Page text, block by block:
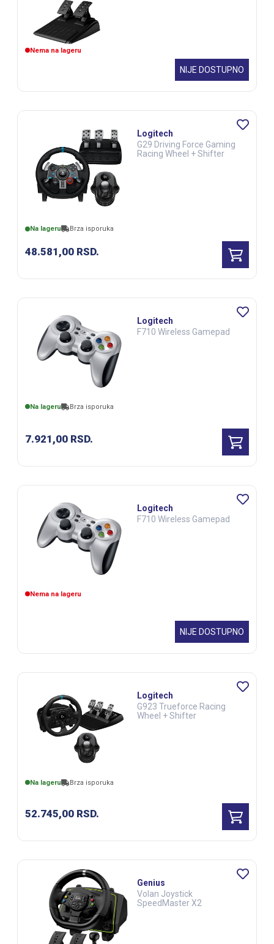
Nema na lageru
NIJE DOSTUPNO
Na lageru Brza isporuka
48.581,00 RSD.
Logitech
G29 Driving Force Gaming
Racing Wheel + Shifter
Na lageru Brza isporuka
7.921,00 RSD.
Logitech
F710 Wireless Gamepad
Nema na lageru
Logitech
F710 Wireless Gamepad
NIJE DOSTUPNO
Na lageru Brza isporuka
52.745,00 RSD.
Logitech
G923 Trueforce Racing
Wheel + Shifter
Genius
Volan Joystick
SpeedMaster X2